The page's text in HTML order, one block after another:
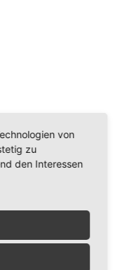
Sie die Details
Service zu,
Management
von
zu
den Interessen